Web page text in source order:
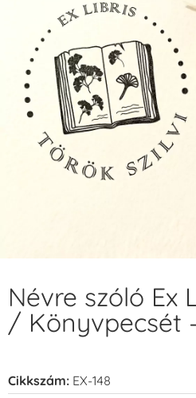
Névre szóló Ex
/ Könyvpecsét
Cikkszám: EX-148